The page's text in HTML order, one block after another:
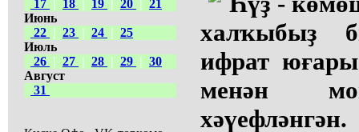
17 | 18 | 19 | 20 | 21
Июнь
22 | 23 | 24 | 25
Июль
26 | 27 | 28 | 29 | 30
Август
31
халҡыбыҙ
ифрат юғары
менән